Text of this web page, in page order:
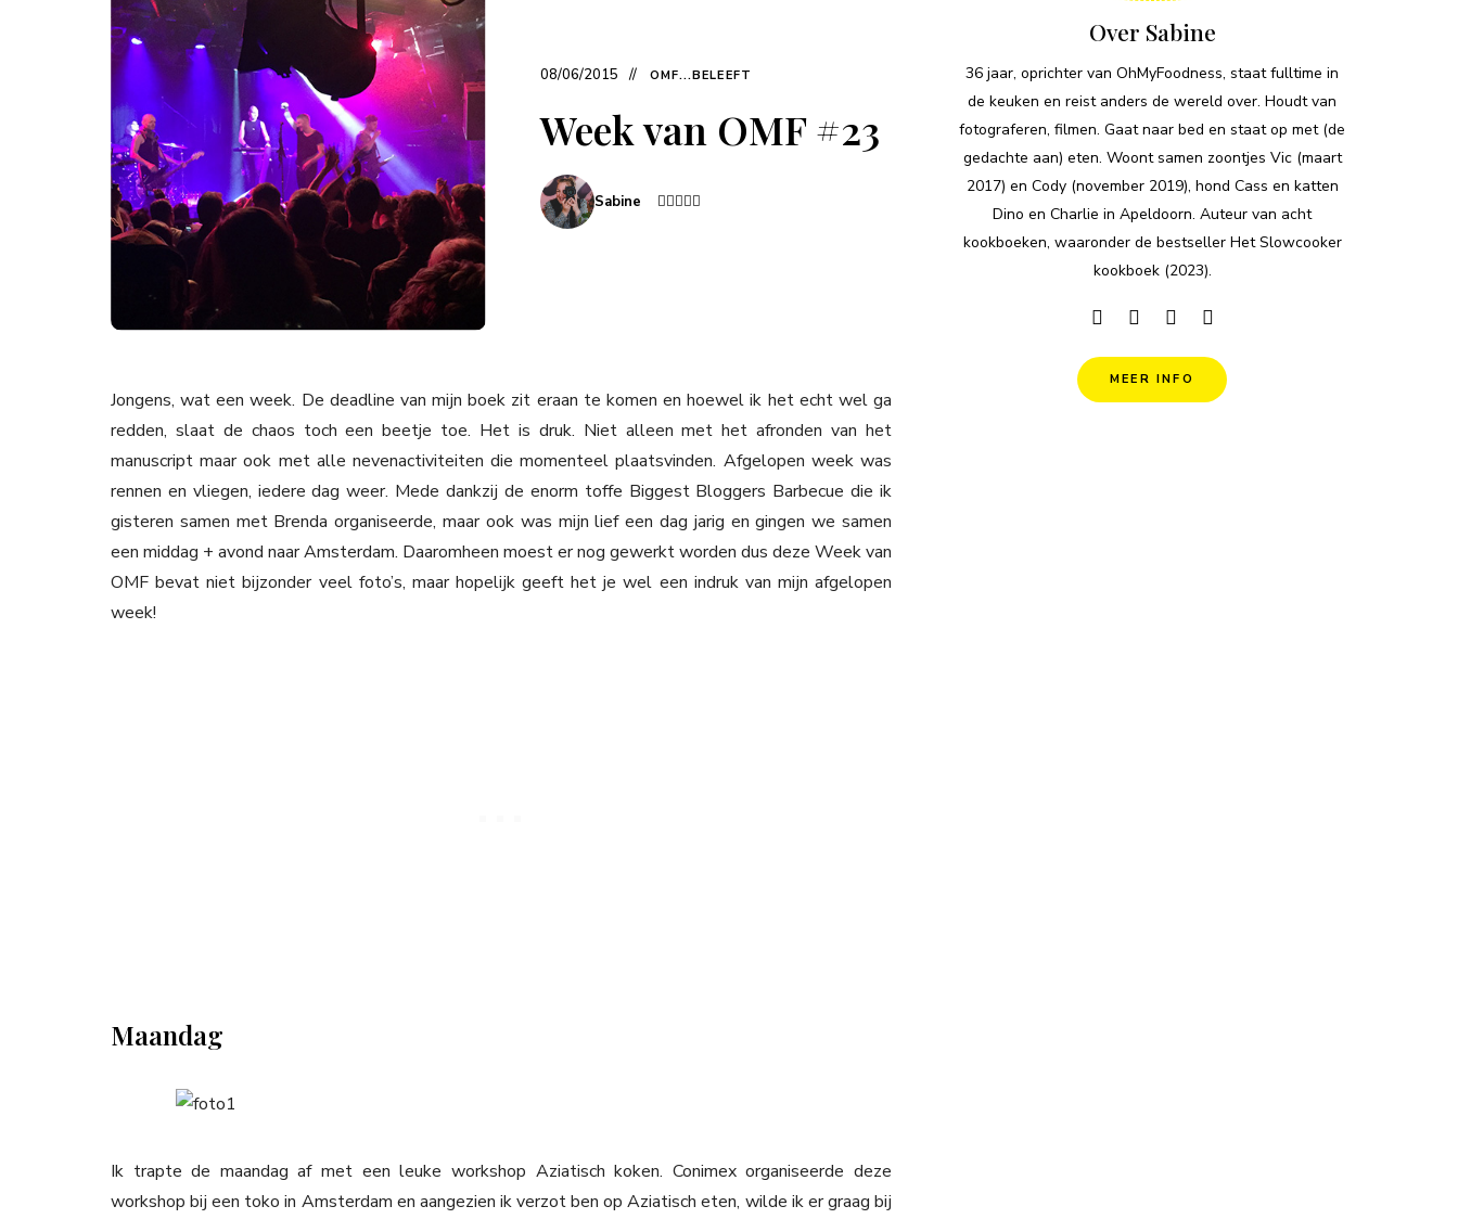
08/06/2015 OMF...BELEEFT
Week van OMF #23
Sabine
Jongens, wat een week. De deadline van mijn boek zit eraan te komen en hoewel ik het echt wel ga
redden, slaat de chaos toch een beetje toe. Het is druk. Niet alleen met het afronden van het
manuscript maar ook met alle nevenactiviteiten die momenteel plaatsvinden. Afgelopen week was
rennen en vliegen, iedere dag weer. Mede dankzij de enorm toffe Biggest Bloggers Barbecue die ik
gisteren samen met Brenda organiseerde, maar ook was mijn lief een dag jarig en gingen we samen
een middag + avond naar Amsterdam. Daaromheen moest er nog gewerkt worden dus deze Week van
OMF bevat niet bijzonder veel foto’s, maar hopelijk geeft het je wel een indruk van mijn afgelopen
week!
Maandag
Ik trapte de maandag af met een leuke workshop Aziatisch koken. Conimex organiseerde deze
workshop bij een toko in Amsterdam en aangezien ik verzot ben op Aziatisch eten, wilde ik er graag bij
Over Sabine
36 jaar, oprichter van OhMyFoodness, staat fulltime in
de keuken en reist anders de wereld over. Houdt van
fotograferen, filmen. Gaat naar bed en staat op met (de
gedachte aan) eten. Woont samen zoontjes Vic (maart
2017) en Cody (november 2019), hond Cass en katten
Dino en Charlie in Apeldoorn. Auteur van acht
kookboeken, waaronder de bestseller Het Slowcooker
kookboek (2023).
MEER INFO